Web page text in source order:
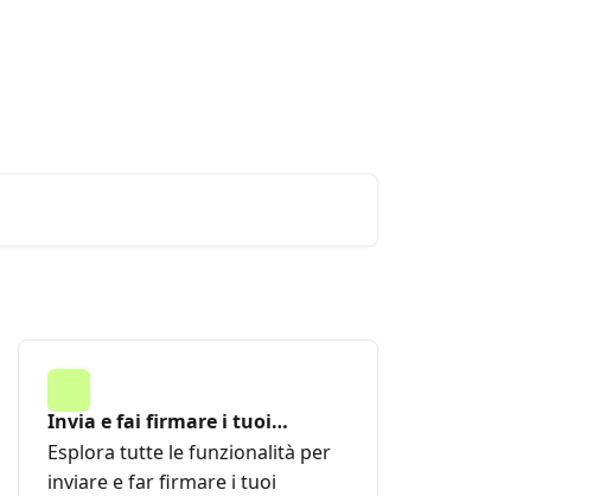
Invia e fai firmare i tuoi
documenti
Esplora tutte le funzionalità per
inviare e far firmare i tuoi